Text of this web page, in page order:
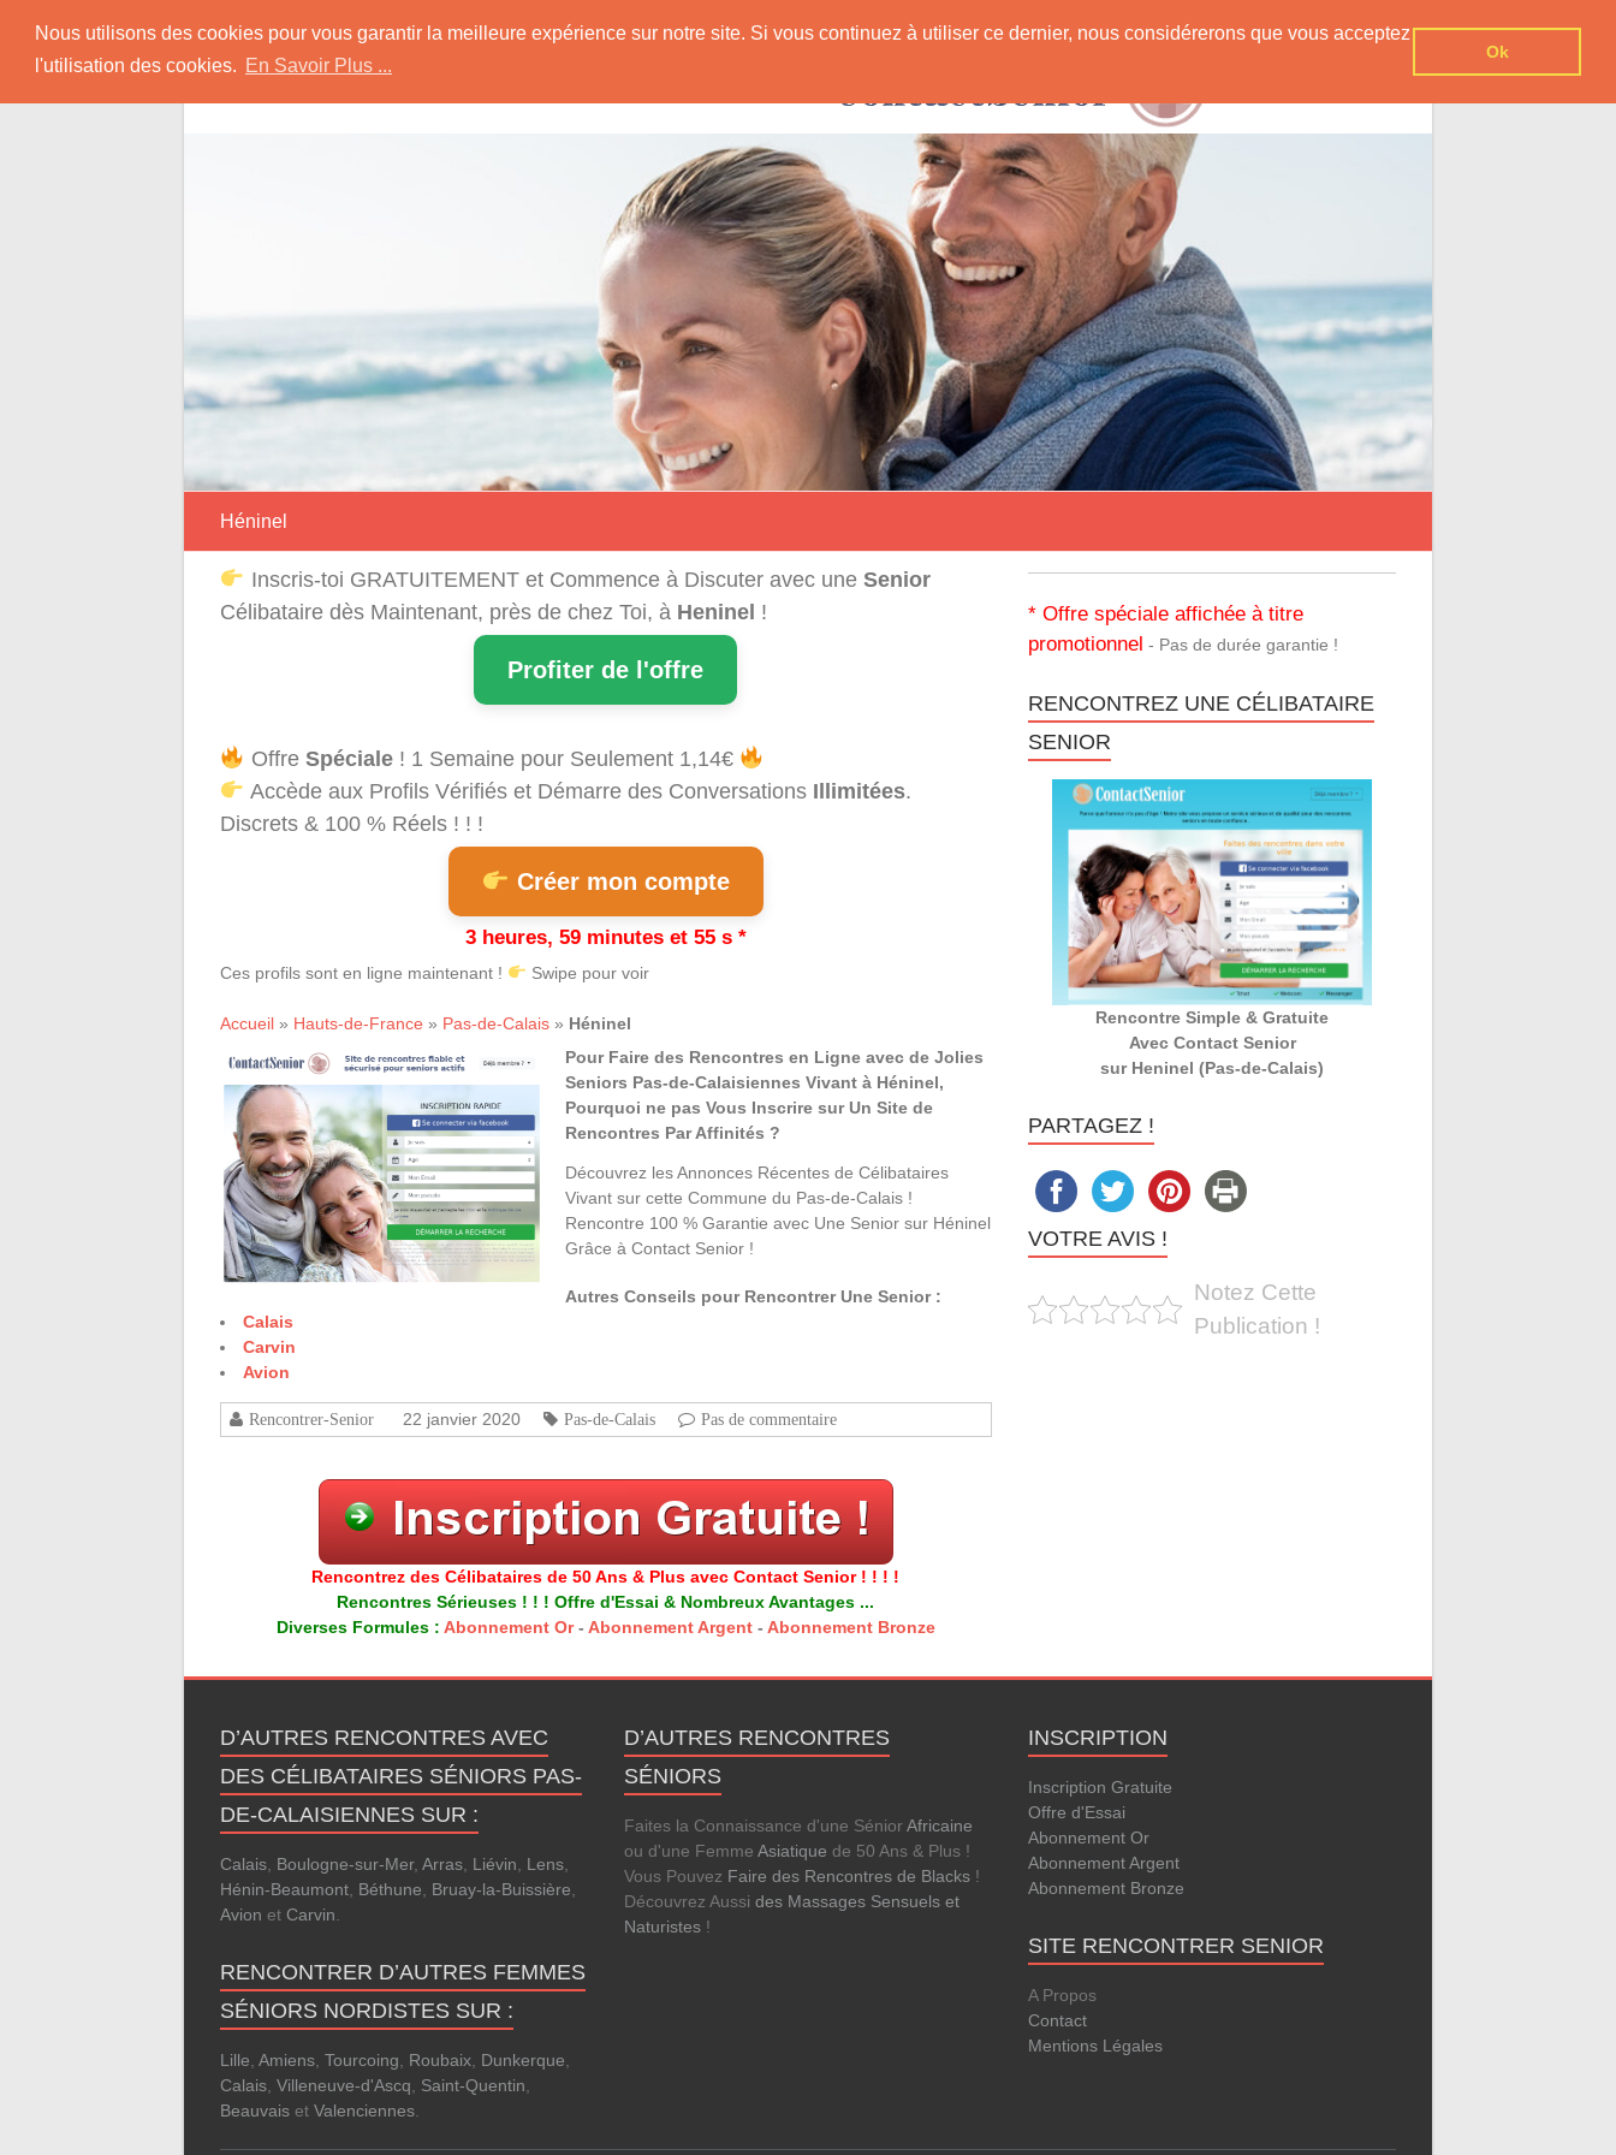
Nous utilisons des cookies pour vous garantir la meilleure expérience sur notre site. Si vous continuez à utiliser ce dernier, nous considérerons que vous acceptez
l'utilisation des cookies. En Savoir Plus ...
Ok
content
Rencontrer Senior
Conseils & Infos pour la Rencontre d'une Senior
Héninel
Inscris-toi GRATUITEMENT et Commence à Discuter avec une Senior
Célibataire dès Maintenant, près de chez Toi, à Heninel !
Profiter de l'offre
Offre Spéciale! 1 Semaine pour Seulement 1,14€
Accède aux Profils Vérifiés et Démarre des Conversations Illimitées.
Discrets & 100 % Réels ! ! !
Créer mon compte
3 heures, 59 minutes et 54 s *
Ces profils sont en ligne maintenant ! Swipe pour voir
Accueil » Hauts-de-France » Pas-de-Calais » Héninel
Pour Faire des Rencontres en Ligne avec de Jolies
Seniors Pas-de-Calaisiennes Vivant à Héninel,
Pourquoi ne pas Vous Inscrire sur Un Site de
Rencontres Par Affinités ?
Découvrez les Annonces Récentes de Célibataires
Vivant sur cette Commune du Pas-de-Calais !
Rencontre 100 % Garantie avec Une Senior sur Héninel
Grâce à Contact Senior !
Autres Conseils pour Rencontrer Une Senior :
Calais
Carvin
Avion
Rencontrer-Senior 22 janvier 2020 Pas-de-Calais Pas de commentaire
Rencontrez des Célibataires de 50 Ans & Plus avec Contact Senior ! ! ! !
Rencontres Sérieuses ! ! ! Offre d'Essai & Nombreux Avantages ...
Diverses Formules : Abonnement Or- Abonnement Argent- Abonnement Bronze
* Offre spéciale affichée à titre
promotionnel - Pas de durée garantie !
RENCONTREZ UNE CÉLIBATAIRE
SENIOR
Rencontre Simple & Gratuite
Avec Contact Senior
sur Heninel (Pas-de-Calais)
PARTAGEZ !
VOTRE AVIS !
Notez Cette
Publication !
D’AUTRES RENCONTRES AVEC
DES CÉLIBATAIRES SÉNIORS PAS-
DE-CALAISIENNES SUR :
Calais Boulogne-sur-Mer, Arras Liévin Lens
Hénin-Beaumont Béthune Bruay-la-Buissière
Avion et Carvin
RENCONTRER D’AUTRES FEMMES
SÉNIORS NORDISTES SUR :
Lille Amiens Tourcoing Roubaix Dunkerque
Calais Villeneuve-d'Ascq Saint-Quentin
Beauvais et Valenciennes
D’AUTRES RENCONTRES
SÉNIORS
Faites la Connaissance d'une SéniorAfricaine
ou d'une Femme Asiatique de 50 Ans & Plus !
Vous Pouvez Faire des Rencontres de Blacks !
Découvrez Aussi des Massages Sensuels et
Naturistes !
INSCRIPTION
Inscription Gratuite
Offre d'Essai
Abonnement Or
Abonnement Argent
Abonnement Bronze
SITE RENCONTRER SENIOR
A Propos
Contact
Mentions Légales